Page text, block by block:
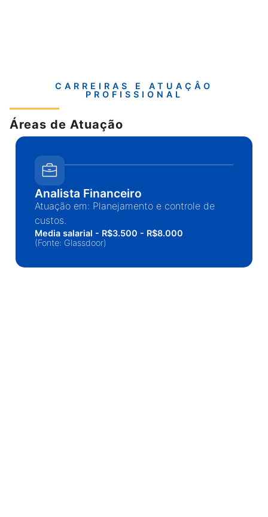
CARREIRAS E ATUAÇÂO
PROFISSIONAL
Áreas de Atuação
Analista Financeiro
Atuação em: Planejamento e controle de
custos.
Media salarial - R$3.500 - R$8.000
(Fonte: Glassdoor)